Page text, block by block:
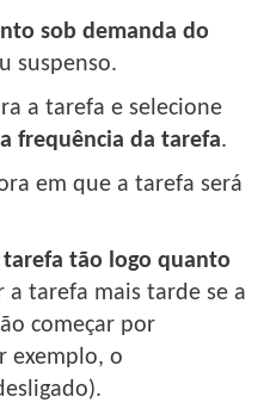
sob demanda do
suspenso.
a tarefa e selecione
frequência da tarefa.
em que a tarefa será
tarefa tão logo quanto
a tarefa mais tarde se a
começar por
exemplo, o